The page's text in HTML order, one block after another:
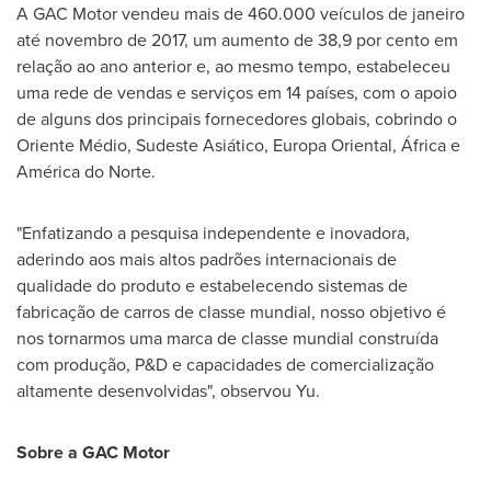
A GAC Motor vendeu mais de 460.000 veículos de janeiro
até novembro de 2017, um aumento de 38,9 por cento em
relação ao ano anterior e, ao mesmo tempo, estabeleceu
uma rede de vendas e serviços em 14 países, com o apoio
de alguns dos principais fornecedores globais, cobrindo o
Oriente Médio, Sudeste Asiático, Europa Oriental, África e
América do Norte.
"Enfatizando a pesquisa independente e inovadora,
aderindo aos mais altos padrões internacionais de
qualidade do produto e estabelecendo sistemas de
fabricação de carros de classe mundial, nosso objetivo é
nos tornarmos uma marca de classe mundial construída
com produção, P&D e capacidades de comercialização
altamente desenvolvidas", observou Yu.
Sobre a GAC Motor